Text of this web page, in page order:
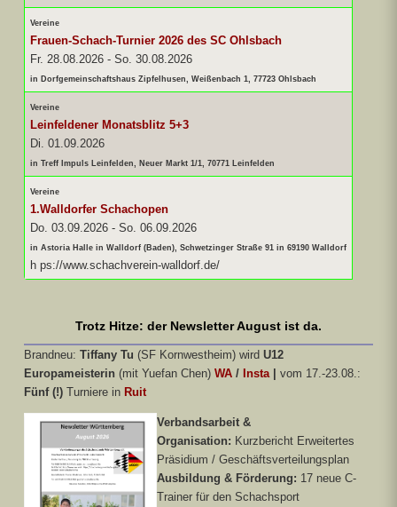
Vereine
Frauen-Schach-Turnier 2026 des SC Ohlsbach
Fr. 28.08.2026 - So. 30.08.2026
in Dorfgemeinschaftshaus Zipfelhusen, Weißenbach 1, 77723 Ohlsbach
Vereine
Leinfeldener Monatsblitz 5+3
Di. 01.09.2026
in Treff Impuls Leinfelden, Neuer Markt 1/1, 70771 Leinfelden
Vereine
1.Walldorfer Schachopen
Do. 03.09.2026 - So. 06.09.2026
in Astoria Halle in Walldorf (Baden), Schwetzinger Straße 91 in 69190 Walldorf
h ps://www.schachverein-walldorf.de/
Trotz Hitze: der Newsletter August ist da.
Brandneu: Tiffany Tu (SF Kornwestheim) wird U12
Europameisterin (mit Yuefan Chen) WA / Insta
vom 17.-23.08.:
Fünf (!) Turniere in Ruit
Verbandsarbeit &
Organisation: Kurzbericht Erweitertes
Präsidium / Geschäftsverteilungsplan
Ausbildung & Förderung: 17 neue C-
Trainer für den Schachsport